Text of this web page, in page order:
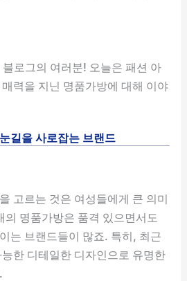
로그의 여러분! 오늘은 패션 아
력을 지닌 명품가방에 대해 이야
길을 사로잡는 브랜드
고르는 것은 여성들에게 큰 의미
의 명품가방은 품격 있으면서도
는 브랜드들이 많죠. 특히, 최근
한 디테일한 디자인으로 유명한